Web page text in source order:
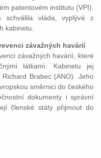
patentovém institutu (VPI).
schválila vláda, vyplývá z
kabinetu.
závažných havárií
závažných havárií, které
látkami. Kabinetu jej
Brabec (ANO). Jeho
směrnici do českého
dokumenty i správní
členské státy přijmout do